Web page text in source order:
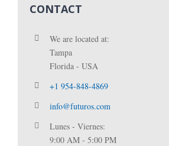
CONTACT
We are located at:
Tampa
Florida - USA
+1 954-848-4869
info@futuros.com
Lunes - Viernes:
9:00 AM - 5:00 PM